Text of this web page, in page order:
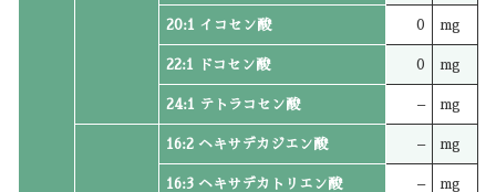
20:1 イコセン酸 0 mg
22:1 ドコセン酸 0 mg
24:1 テトラコセン酸 – mg
16:2 ヘキサデカジエン酸 – mg
16:3 ヘキサデカトリエン酸 – mg